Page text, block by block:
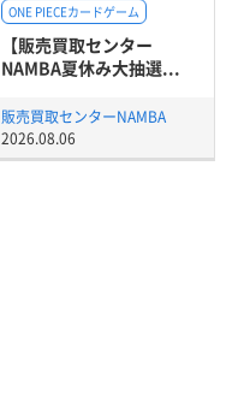
ONE PIECEカードゲーム
【販売買取センター
NAMBA夏休み大抽選...
販売買取センターNAMBA
2026.08.06